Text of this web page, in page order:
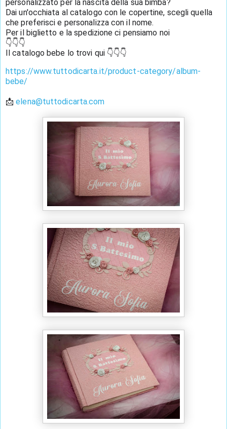
personalizzato per la nascita della sua bimba?
Dai un'occhiata al catalogo con le copertine, scegli quella
che preferisci e personalizza con il nome.
Per il biglietto e la spedizione ci pensiamo noi
👇👇👇
Il catalogo bebe lo trovi qui 👇👇👇
https://www.tuttodicarta.it/product-category/album-
bebe/
📩 elena@tuttodicarta.com